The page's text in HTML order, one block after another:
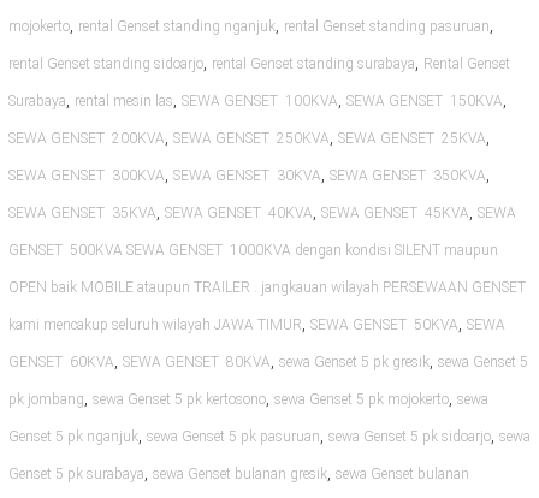
mojokerto, rental Genset standing nganjuk, rental Genset standing pasuruan,
rental Genset standing sidoarjo, rental Genset standing surabaya, Rental Genset
Surabaya, rental mesin las, SEWA GENSET 100KVA, SEWA GENSET 150KVA,
SEWA GENSET 200KVA, SEWA GENSET 250KVA, SEWA GENSET 25KVA,
SEWA GENSET 300KVA, SEWA GENSET 30KVA, SEWA GENSET 350KVA,
SEWA GENSET 35KVA, SEWA GENSET 40KVA, SEWA GENSET 45KVA, SEWA
GENSET 500KVA SEWA GENSET 1000KVA dengan kondisi SILENT maupun
OPEN baik MOBILE ataupun TRAILER . jangkauan wilayah PERSEWAAN GENSET
kami mencakup seluruh wilayah JAWA TIMUR, SEWA GENSET 50KVA, SEWA
GENSET 60KVA, SEWA GENSET 80KVA, sewa Genset 5 pk gresik, sewa Genset 5
pk jombang, sewa Genset 5 pk kertosono, sewa Genset 5 pk mojokerto, sewa
Genset 5 pk nganjuk, sewa Genset 5 pk pasuruan, sewa Genset 5 pk sidoarjo, sewa
Genset 5 pk surabaya, sewa Genset bulanan gresik, sewa Genset bulanan